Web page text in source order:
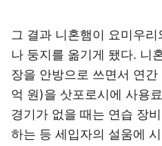
그 결과 니혼햄이 요미우
나 둥지를 옮기게 됐다. 니
장을 안방으로 쓰면서 연
억 원)을 삿포로시에 사용
경기가 없을 때는 연습 장
하는 등 세입자의 설움에